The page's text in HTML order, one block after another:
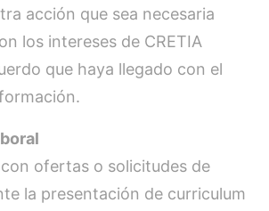
acción que sea necesaria
los intereses de CRETIA
que haya llegado con el
ofertas o solicitudes de
la presentación de curriculum